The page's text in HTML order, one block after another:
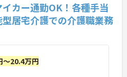
イカー通勤OK！各種手当
居宅介護での介護職業務
～20.4万円